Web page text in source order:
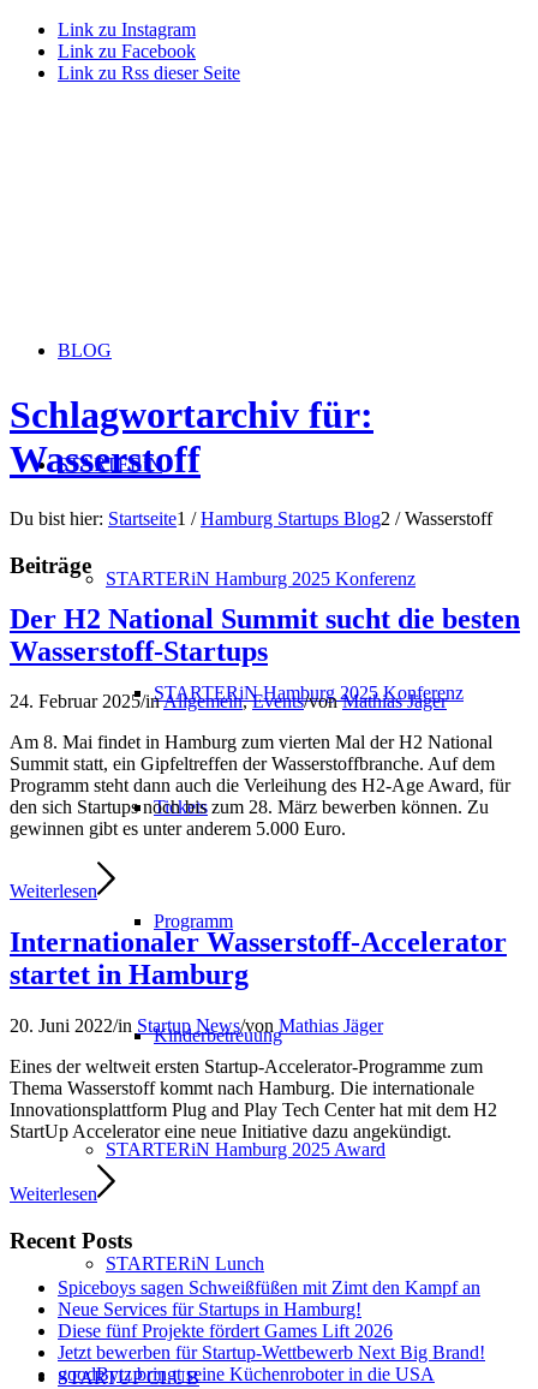
Link zu Instagram
Link zu Facebook
Link zu Rss dieser Seite
BLOG
STARTERiN
STARTERiN Hamburg 2025 Konferenz
STARTERiN Hamburg 2025 Konferenz
Tickets
Programm
Kinderbetreuung
STARTERiN Hamburg 2025 Award
STARTERiN Lunch
STARTUP CLUB
Schlagwortarchiv für:
Wasserstoff
Du bist hier: Startseite1 / Hamburg Startups Blog2 / Wasserstoff
Beiträge
Der H2 National Summit sucht die besten
Wasserstoff-Startups
24. Februar 2025/inAllgemein,Events/vonMathias Jäger
Am 8. Mai findet in Hamburg zum vierten Mal der H2 National
Summit statt, ein Gipfeltreffen der Wasserstoffbranche. Auf dem
Programm steht dann auch die Verleihung des H2-Age Award, für
den sich Startups noch bis zum 28. März bewerben können. Zu
gewinnen gibt es unter anderem 5.000 Euro.
Weiterlesen
Internationaler Wasserstoff-Accelerator
startet in Hamburg
20. Juni 2022/in Startup News/von Mathias Jäger
Eines der weltweit ersten Startup-Accelerator-Programme zum
Thema Wasserstoff kommt nach Hamburg. Die internationale
Innovationsplattform Plug and Play Tech Center hat mit dem H2
StartUp Accelerator eine neue Initiative dazu angekündigt.
Weiterlesen
Recent Posts
Spiceboys sagen Schweißfüßen mit Zimt den Kampf an
Neue Services für Startups in Hamburg!
Diese fünf Projekte fördert Games Lift 2026
Jetzt bewerben für Startup-Wettbewerb Next Big Brand!
goodBytz bringt seine Küchenroboter in die USA